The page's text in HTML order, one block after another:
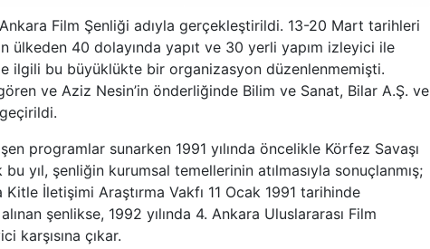
Film Şenliği adıyla gerçekleştirildi. 13-20 Mart tarihleri
ülkeden 40 dolayında yapıt ve 30 yerli yapım izleyici ile
ilgili bu büyüklükte bir organizasyon düzenlenmemişti.
ve Aziz Nesin’in önderliğinde Bilim ve Sanat, Bilar A.Ş. ve
programlar sunarken 1991 yılında öncelikle Körfez Savaşı
yıl, şenliğin kurumsal temellerinin atılmasıyla sonuçlanmış;
İletişimi Araştırma Vakfı 11 Ocak 1991 tarihinde
şenlikse, 1992 yılında 4. Ankara Uluslararası Film
karşısına çıkar.